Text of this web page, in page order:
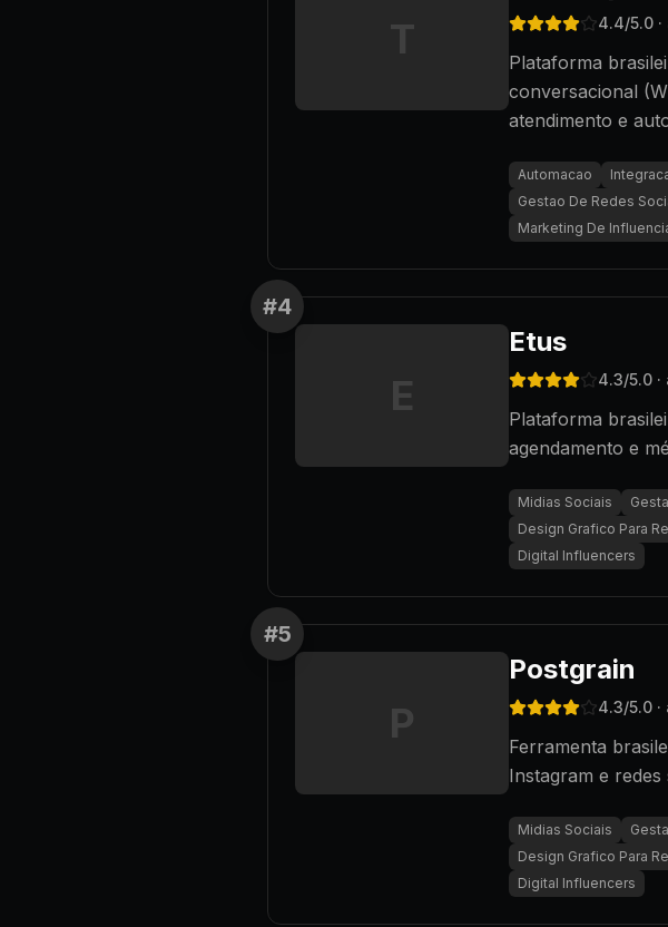
T 4.4/5.0
Plataforma
conversacional
atendimento e
Automacao
Gestao De Redes
Marketing De
#4
E
Etus
4.3/5.0
Plataforma
agendamento e
Midias Sociais
Design Grafico Para
Digital Influencers
#5
P
Postgrain
4.3/5.0
Ferramenta
Instagram e redes
Midias Sociais
Design Grafico Para
Digital Influencers